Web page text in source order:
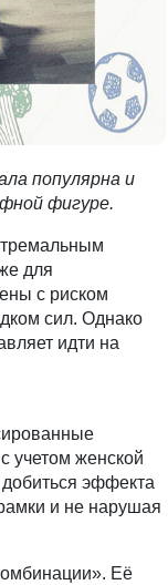
популярна и
фигуре.
для
с риском
сил. Однако
идти на
учетом женской
эффекта
и не нарушая
Её